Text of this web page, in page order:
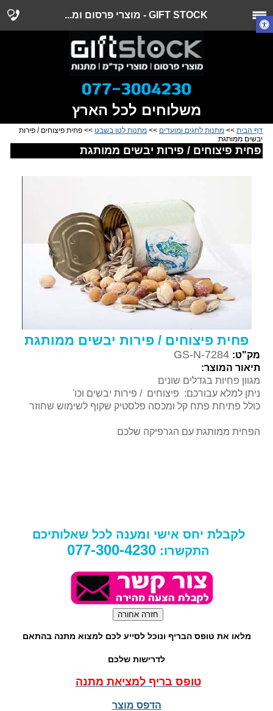
GIFT STOCK - מוצרי פרסום ומ...
משלוחים לכל הארץ
דף הבית >> מתנות לחגים ומועדים >> מתנות לטו בשבט >> פחית פיצוחים / פירות
יבשים ממותגת
פחית פיצוחים / פירות יבשים ממותגת
פחית פיצוחים / פירות יבשים ממותגת
מק"ט: GS-N-7284
תיאור המוצר:
מגוון פחיות בגדלים שונים
ניתן למלא עבורכם: פיצוחים / פירות יבשים וכו'
כולל פתיחת פתח קל ומכסה פלסטיק שקוף לשימוש שחוזר
הפחית ממותגת עם הגרפיקה שלכם
לקבלת יחס אישי ומענה לכל שאלותיכם
התקשרו: 077-300-4230
מלאו את טופס הבריף ונוכל לסייע לכם למצוא מתנה בהתאם
לדרישות שלכם
טופס בריף למציאת מתנה
הדפס מוצר